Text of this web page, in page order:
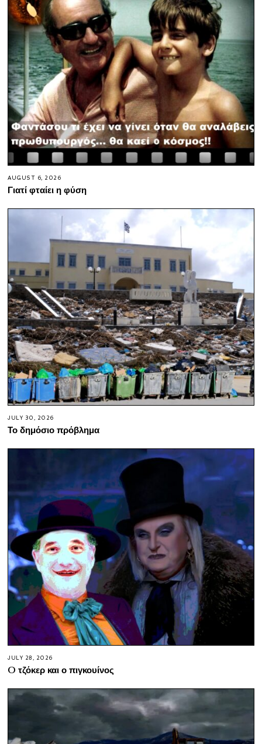
AUGUST 6, 2026
Γιατί φταίει η φύση
JULY 30, 2026
Το δημόσιο πρόβλημα
JULY 28, 2026
O τζόκερ και ο πιγκουίνος